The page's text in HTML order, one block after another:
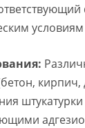
кирпич,
штукатурки